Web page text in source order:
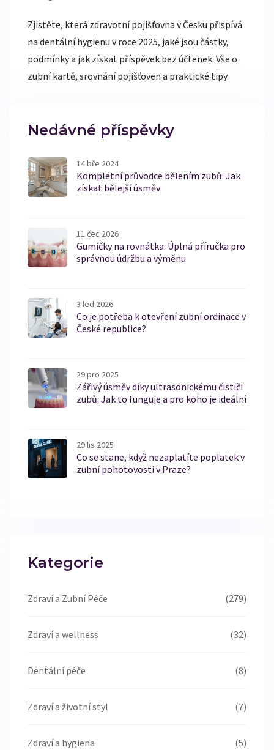
Zjistěte, která zdravotní pojišťovna v Česku přispívá
na dentální hygienu v roce 2025, jaké jsou částky,
podmínky a jak získat příspěvek bez účtenek. Vše o
zubní kartě, srovnání pojišťoven a praktické tipy.
Nedávné příspěvky
14 bře 2024
Kompletní průvodce bělením zubů: Jak
získat bělejší úsměv
11 čec 2026
Gumičky na rovnátka: Úplná příručka pro
správnou údržbu a výměnu
3 led 2026
Co je potřeba k otevření zubní ordinace v
České republice?
29 pro 2025
Zářivý úsměv díky ultrasonickému čističi
zubů: Jak to funguje a pro koho je ideální
29 lis 2025
Co se stane, když nezaplatíte poplatek v
zubní pohotovosti v Praze?
Kategorie
Zdraví a Zubní Péče (279)
Zdraví a wellness (32)
Dentální péče (8)
Zdraví a životní styl (7)
Zdraví a hygiena (5)